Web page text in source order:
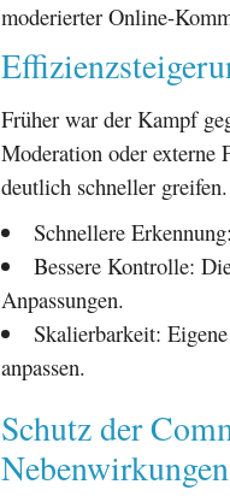
moderierter Online-
Früher war der Kampf
Moderation oder externe
deutlich schneller
Schnellere
Bessere Kontrolle:
Anpassungen.
Skalierbarkeit:
anpassen.
Schutz der